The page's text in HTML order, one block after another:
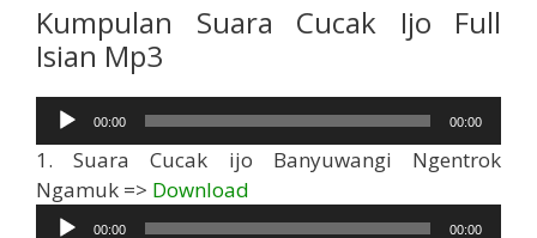
Kumpulan Suara Cucak Ijo Full
Isian Mp3
Pemutar
Audio
00:00 00:00
1. Suara Cucak ijo Banyuwangi Ngentrok
Ngamuk => Download
Audio
00:00 00:00